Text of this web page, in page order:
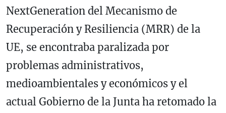
NextGeneration del Mecanismo de
Recuperación y Resiliencia (MRR) de la
UE, se encontraba paralizada por
problemas administrativos,
medioambientales y económicos y el
actual Gobierno de la Junta ha retomado la